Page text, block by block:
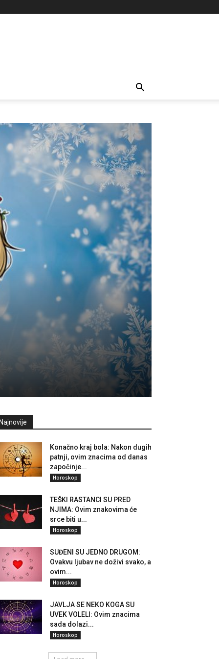
Najnovije
Konačno kraj bola: Nakon dugih
patnji, ovim znacima od danas
započinje...
Horoskop
TEŠKI RASTANCI SU PRED
NJIMA: Ovim znakovima će
srce biti u...
Horoskop
SUĐENI SU JEDNO DRUGOM:
Ovakvu ljubav ne doživi svako, a
ovim...
Horoskop
JAVLJA SE NEKO KOGA SU
UVEK VOLELI: Ovim znacima
sada dolazi...
Horoskop